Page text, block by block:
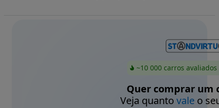
~10 000 carros
Quer comprar um
Veja quanto valeo